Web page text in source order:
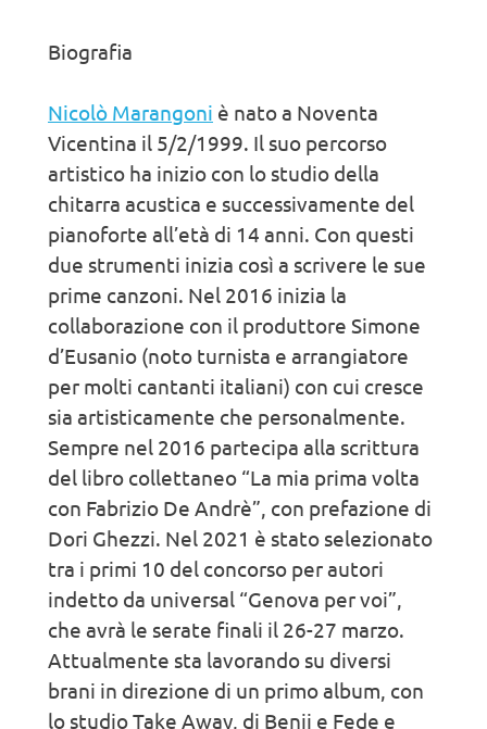
Biografia
Nicolò Marangoni è nato a Noventa
Vicentina il 5/2/1999. Il suo percorso
artistico ha inizio con lo studio della
chitarra acustica e successivamente del
pianoforte all’età di 14 anni. Con questi
due strumenti inizia così a scrivere le sue
prime canzoni. Nel 2016 inizia la
collaborazione con il produttore Simone
d’Eusanio (noto turnista e arrangiatore
per molti cantanti italiani) con cui cresce
sia artisticamente che personalmente.
Sempre nel 2016 partecipa alla scrittura
del libro collettaneo “La mia prima volta
con Fabrizio De Andrè”, con prefazione di
Dori Ghezzi. Nel 2021 è stato selezionato
tra i primi 10 del concorso per autori
indetto da universal “Genova per voi”,
che avrà le serate finali il 26-27 marzo.
Attualmente sta lavorando su diversi
brani in direzione di un primo album, con
lo studio Take Away, di Benji e Fede e